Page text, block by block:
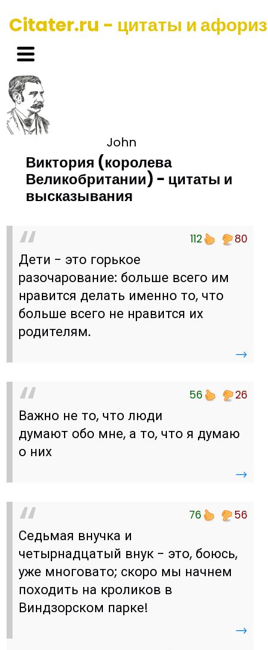
Citater.ru - цитаты и
John
Виктория (королева
Великобритании) - цитаты и
высказывания
112 80
Дети - это горькое
разочарование: больше всего им
нравится делать именно то, что
больше всего не нравится их
родителям.
→
56 26
Важно не то, что люди
думают обо мне, а то, что я думаю
о них
→
76 56
Седьмая внучка и
четырнадцатый внук - это, боюсь,
уже многовато; скоро мы начнем
походить на кроликов в
Виндзорском парке!
→